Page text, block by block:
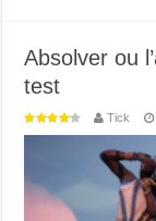
Absolver ou
test
Tick